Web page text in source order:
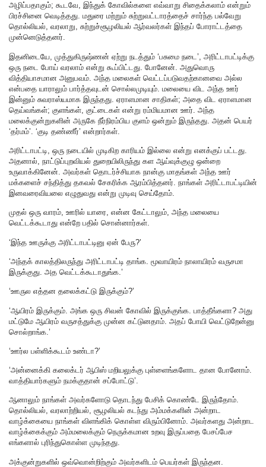
அழிப்பதாகும்; கூடவே, இந்துக் கோவில்களை எவ்வாறு சிதைக்கலாம் என்றும்
பிரச்சினை வெடித்தது. மதுரை மற்றும் சுற்றுவட்டாரத்தைச் சார்ந்த பல்வேறு
தொல்லியல், வரலாறு, சுற்றுச்சூழலியல் ஆர்வலர்கள் இந்தப் போராட்டத்தை
முன்னெடுத்தனர்.
இதனிடையே, முத்துகிருஷ்ணன் ஏற்று நடத்தும் ‘பசுமை நடை’, அரிட்டாபட்டிக்கு
ஒரு நடை போய் வரலாம் என்று கூப்பிட்டது. போனேன். அதுவொரு
வித்தியாசமான அனுபவம். அந்த மலைகள் வெட்டப்படுவதற்கானவை அல்ல
என்பதை யாராலும் பார்த்தவுடன் சொல்லமுடியும். மலையை விட அந்த ஊர்
இன்னும் சுவராஸ்யமாக இருந்தது. ஏராளமான சாதிகள்; அதை விட ஏராளமான
தெய்வங்கள்; குளங்கள், குட்டைகள் என்று ரம்மியமான ஊர். அந்த
மலைக்குன்றுகளின் அருகே நீர்நிரம்பிய குளம் ஒன்றும் இருந்தது. அதன் பெயர்
‘தர்மம்’. ‘குடி தண்ணீர்’ என்றார்கள்.
அரிட்டாபட்டி, ஒரு நடையில் முடிகிற காரியம் இல்லை என்று எனக்குப் பட்டது.
அதனால், நாட்டுப்புறவியல் துறையிலிருந்து கள ஆய்வுக்குழு ஒன்றை
உருவாக்கினேன். அவர்கள் தொடர்ச்சியாக நான்கு மாதங்கள் அந்த ஊர்
மக்களைச் சந்தித்து தகவல் சேகரிக்க ஆரம்பித்தனர். நாங்கள் அரிட்டாபட்டியின்
இனவரைவியலை எழுதுவது என்று முடிவு செய்தோம்.
முதல் ஒரு வாரம், ஊரில் யாரை, என்ன கேட்டாலும், அந்த மலையை
வெட்டக்கூடாது என்றே பதில் சொன்னார்கள்.
‘இந்த ஊருக்கு அரிட்டாபட்டினு ஏன் பேரு?’
‘அந்தக் காலத்திலருந்து அரிட்டாபட்டி தாங்க. மூவாயிரம் நாலாயிரம் வருசமா
இருக்குது. அத வெட்டக்கூடாதுங்க.’
‘ஊருல எத்தன தலைக்கட்டு இருக்கும்?’
‘ஆயிரம் இருக்கும். அங்க ஒரு சிவன் கோவில் இருக்குங்க. பாத்தீங்களா? அது
மட்டுமே ஆயிரம் வருசத்துக்கு முன்ன கட்டுனதாம். அதப் போயி வெட்டுறேன்னு
சொல்றாங்க.’
‘ஊர்ல பள்ளிக்கூடம் உண்டா?’
‘அன்னைக்கி கலைக்டர் ஆபிஸ் மறியலுக்கு புள்ளைங்களோட தான போனோம்.
வாத்தியார்களும் நமக்குதான் சப்போட்டு’.
ஆனாலும் நாங்கள் அவர்களோடு தொடந்து பேசிக் கொண்டே இருந்தோம்.
தொல்லியல், வரலாற்றியல், சூழலியல் கடந்து அம்மக்களின் அன்றாட
வாழ்க்கையை நாங்கள் விளங்கிக் கொள்ள விரும்பினோம். அவர்களது அன்றாட
வாழ்க்கைக்கும் அம்மலைக்கும் நெருக்கமான உறவு இருப்பதை பேசப்பேச
எங்களால் புரிந்துகொள்ள முடிந்தது.
அக்குன்றுகளில் ஒவ்வொன்றிற்கும் அவர்களிடம் பெயர்கள் இருந்தன.